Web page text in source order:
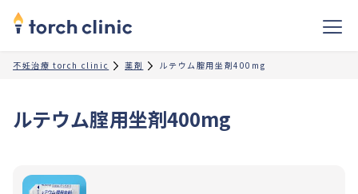
不妊治療 torch clinic 薬剤 ルテウム腟用坐剤400mg
ルテウム腟用坐剤400mg